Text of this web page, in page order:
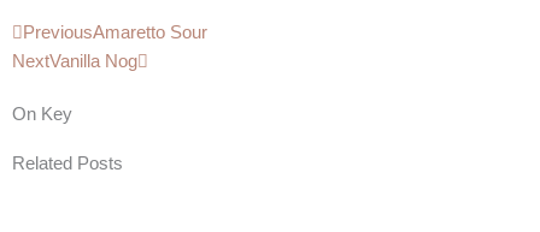
Zurück
PreviousAmaretto Sour
NextVanilla Nog
Nächster
On Key
Related Posts